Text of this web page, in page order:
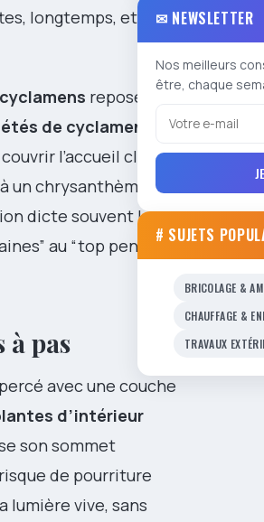
longtemps, et un
repose sur
de cyclamen
l’accueil client
un chrysanthème en
dicte souvent le
au “top pendant
pas
avec une couche
d’intérieur
son sommet
de pourriture
lumière vive, sans
✉ NEWSLETTER
Nos meilleurs
être, chaque
# SUJETS
BRICOLAGE &
CHAUFFAGE &
TRAVAUX